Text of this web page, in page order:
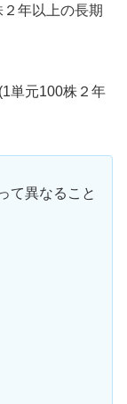
年以上の長期
単元100株２年
異なること